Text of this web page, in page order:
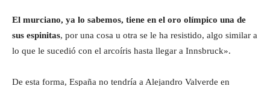
El murciano, ya lo sabemos, tiene en el oro olímpico una de
sus espinitas, por una cosa u otra se le ha resistido, algo similar a
lo que le sucedió con el arcoíris hasta llegar a Innsbruck».
De esta forma, España no tendría a Alejandro Valverde en